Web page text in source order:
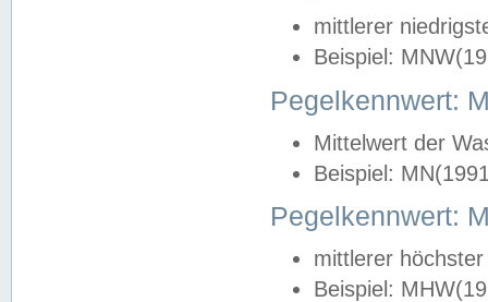
mittlerer
Beispiel:
Pegelkennwert:
Mittelwert der
Beispiel:
Pegelkennwert:
mittlerer
Beispiel: